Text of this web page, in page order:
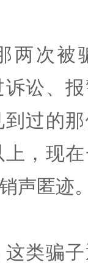
两次被
讼、
过的
，现
声匿迹。
类骗